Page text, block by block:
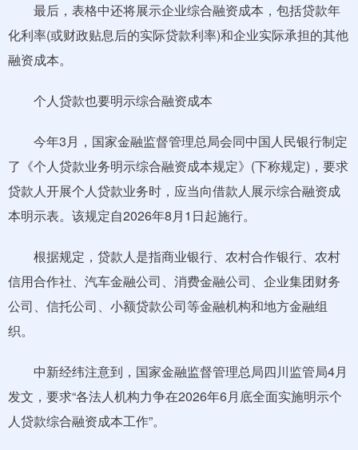
最后，表格中还将展示企业综合融资成本，包括贷款年
化利率(或财政贴息后的实际贷款利率)和企业实际承担的其他
融资成本。
个人贷款也要明示综合融资成本
今年3月，国家金融监督管理总局会同中国人民银行制定
了《个人贷款业务明示综合融资成本规定》(下称规定)，要求
贷款人开展个人贷款业务时，应当向借款人展示综合融资成
本明示表。该规定自2026年8月1日起施行。
根据规定，贷款人是指商业银行、农村合作银行、农村
信用合作社、汽车金融公司、消费金融公司、企业集团财务
公司、信托公司、小额贷款公司等金融机构和地方金融组
织。
中新经纬注意到，国家金融监督管理总局四川监管局4月
发文，要求“各法人机构力争在2026年6月底全面实施明示个
人贷款综合融资成本工作”。